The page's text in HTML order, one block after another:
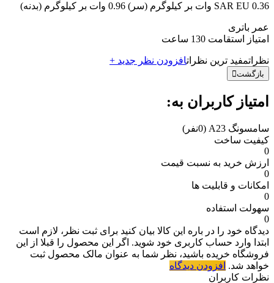
SAR EU 0.36 وات بر کیلوگرم (سر) 0.96 وات بر کیلوگرم (بدنه)
عمر باتری
امتیاز استقامت 130 ساعت
نظراتمفید ترین نظراتافزودن نظر جدید +
بازگشت
امتیاز کاربران به:
سامسونگ A23
(0نفر)
کیفیت ساخت
0
ارزش خرید به نسبت قیمت
0
امکانات و قابلیت ها
0
سهولت استفاده
0
دیدگاه خود را در باره این کالا بیان کنید برای ثبت نظر، لازم است
ابتدا وارد حساب کاربری خود شوید. اگر این محصول را قبلا از این
فروشگاه خریده باشید، نظر شما به عنوان مالک محصول ثبت
خواهد شد. افزودن دیدگاه
نظرات کاربران